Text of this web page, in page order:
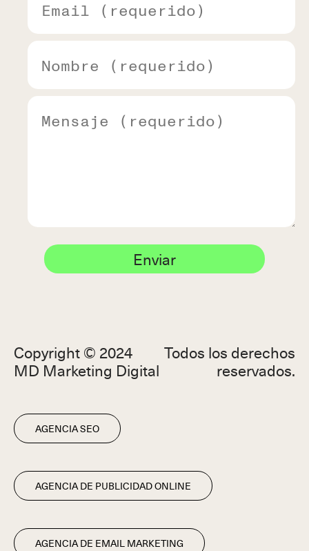
Enviar
Copyright © 2024
MD Marketing Digital
Todos los derechos
reservados.
AGENCIA SEO
AGENCIA DE PUBLICIDAD ONLINE
AGENCIA DE EMAIL MARKETING